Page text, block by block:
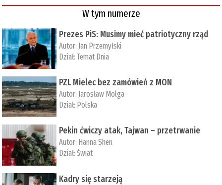
W tym numerze
Prezes PiS: Musimy mieć patriotyczny rząd
Autor: Jan Przemyłski
Dział:Temat Dnia
PZL Mielec bez zamówień z MON
Autor: Jarosław Molga
Dział: Polska
Pekin ćwiczy atak, Tajwan – przetrwanie
Autor: ­Hanna Shen
Dział:Świat
Kadry się starzeją